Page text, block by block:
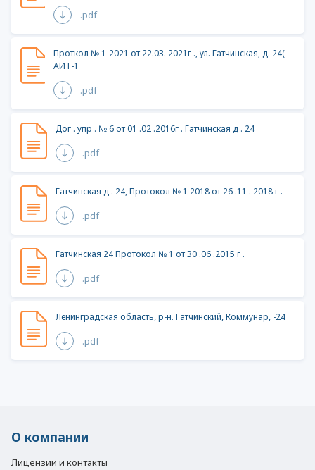
.pdf
Проткол № 1-2021 от 22.03. 2021г ., ул. Гатчинская, д. 24(
АИТ-1
.pdf
Дог . упр . № 6 от 01 .02 .2016г . Гатчинская д . 24
.pdf
Гатчинская д . 24, Протокол № 1 2018 от 26 .11 . 2018 г .
.pdf
Гатчинская 24 Протокол № 1 от 30 .06 .2015 г .
.pdf
Ленинградская область, р-н. Гатчинский, Коммунар, -24
.pdf
О компании
Лицензии и контакты